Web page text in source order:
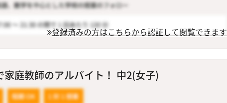
登録済みの方はこちらから認証して閲覧できます
家庭教師のアルバイト！ 中2(女子)